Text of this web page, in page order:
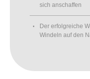
sich anschaffen
Der erfolgreiche
Windeln auf den